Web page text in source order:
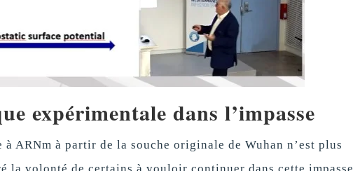
expérimentale dans l’impasse
ARNm à partir de la souche originale de Wuhan n’est plus